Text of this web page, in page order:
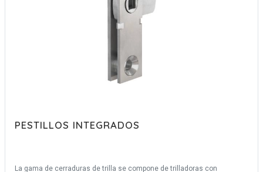
PESTILLOS INTEGRADOS
La gama de cerraduras de trilla se compone de trilladoras con